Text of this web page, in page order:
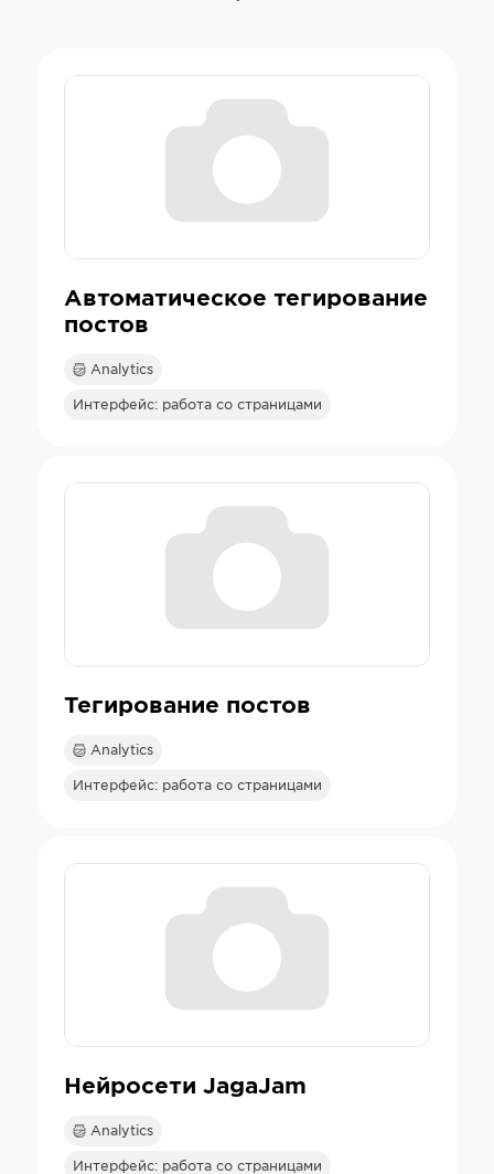
Автоматическое тегирование
постов
Analytics
Интерфейс: работа со страницами
Тегирование постов
Analytics
Интерфейс: работа со страницами
Нейросети JagaJam
Analytics
Интерфейс: работа со страницами